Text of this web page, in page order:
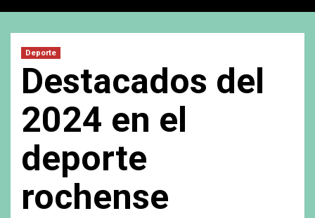
Deporte
Destacados del
2024 en el
deporte
rochense